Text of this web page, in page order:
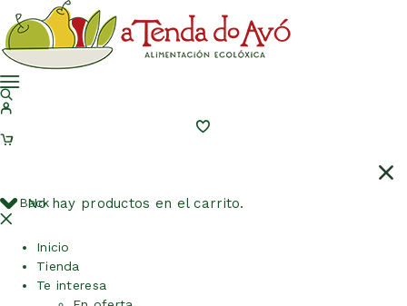
No hay productos en el carrito.
Back
Inicio
Tienda
Te interesa